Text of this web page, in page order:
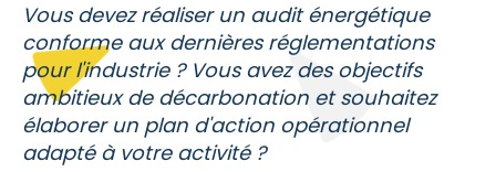
Vous devez réaliser un audit énergétique
conforme aux dernières réglementations
pour l'industrie ? Vous avez des objectifs
ambitieux de décarbonation et souhaitez
élaborer un plan d'action opérationnel
adapté à votre activité ?